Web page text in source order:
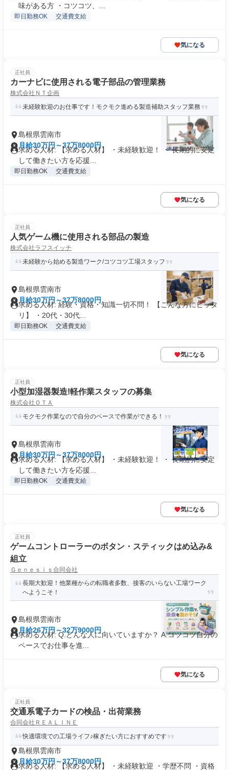
味がある方 ・コツコツ、...
即日勤務OK 交通費支給
気になる
正社員
カーナビに使用される電子部品の管理業務
株式会社ＮＴ企画
未経験歓迎のお仕事です！モクモク進める製造補助スタッフ業務
島根県雲南市
月給30万円～37万8000円
求める人材: 【求める人材】 ・未経験歓迎！ ・ 長期的に安定
して働きたい方を応援...
即日勤務OK 交通費支給
気になる
正社員
人気ゲーム機に使用される部品の製造
株式会社ラフスイッチ
未経験から始める製造ワーク/コツコツ工場スタッフ
島根県雲南市
月給30万円～37万8000円
求める人材: 経験・資格・知識一切不問！ 【こんな方にピッタ
リ】 ・20代・30代...
即日勤務OK 交通費支給
気になる
正社員
小型加湿器製造!軽作業スタッフの募集
株式会社ＯＴＡ
モクモク作業なので自分のペースで作業ができる！
島根県雲南市
月給30万円～37万8000円
求める人材: 【求める人材】 ・未経験歓迎！ ・ 長期的に安定
して働きたい方を応援...
即日勤務OK 交通費支給
気になる
正社員
ゲームコントローラーのボタン・スティックはめ込み&
組立
Ｇｅｎｅｓｉｓ合同会社
長期大歓迎！他業種からの転職者多数、接客のいらない工場ワーク
へようこそ！
島根県雲南市
月給26万円～32万9000円
求める人材: Q.どんな人に向いていますか？ A.コツコツ自分の
ペースでお仕事を進...
気になる
正社員
交通系電子カードの検品・出荷業務
合同会社ＲＥＡＬＩＮＥ
快適環境での工場ライフ♪稼ぎたい方におすすめです
島根県雲南市
月給30万円～37万8000円
求める人材: 【求める人材】 ・未経験歓迎 ・学歴不問 ・資格